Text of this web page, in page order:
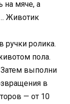
ручки ролика.
пола.
выполни
в
— от 10